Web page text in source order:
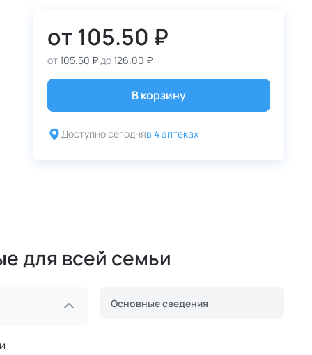
от 105.50 ₽
от105.50 ₽до126.00 ₽
В корзину
Доступно сегодняв 4 аптеках
для всей семьи
Основные сведения